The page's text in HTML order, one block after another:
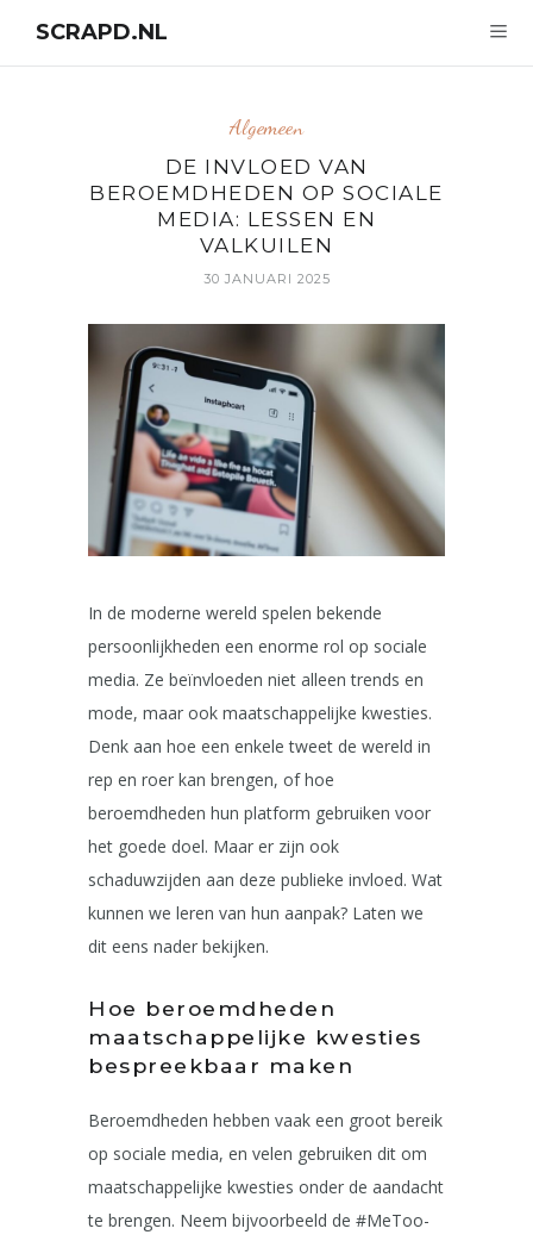
SCRAPD.NL
Algemeen
DE INVLOED VAN
BEROEMDHEDEN OP SOCIALE
MEDIA: LESSEN EN
VALKUILEN
30 JANUARI 2025
In de moderne wereld spelen bekende
persoonlijkheden een enorme rol op sociale
media. Ze beïnvloeden niet alleen trends en
mode, maar ook maatschappelijke kwesties.
Denk aan hoe een enkele tweet de wereld in
rep en roer kan brengen, of hoe
beroemdheden hun platform gebruiken voor
het goede doel. Maar er zijn ook
schaduwzijden aan deze publieke invloed. Wat
kunnen we leren van hun aanpak? Laten we
dit eens nader bekijken.
Hoe beroemdheden
maatschappelijke kwesties
bespreekbaar maken
Beroemdheden hebben vaak een groot bereik
op sociale media, en velen gebruiken dit om
maatschappelijke kwesties onder de aandacht
te brengen. Neem bijvoorbeeld de #MeToo-